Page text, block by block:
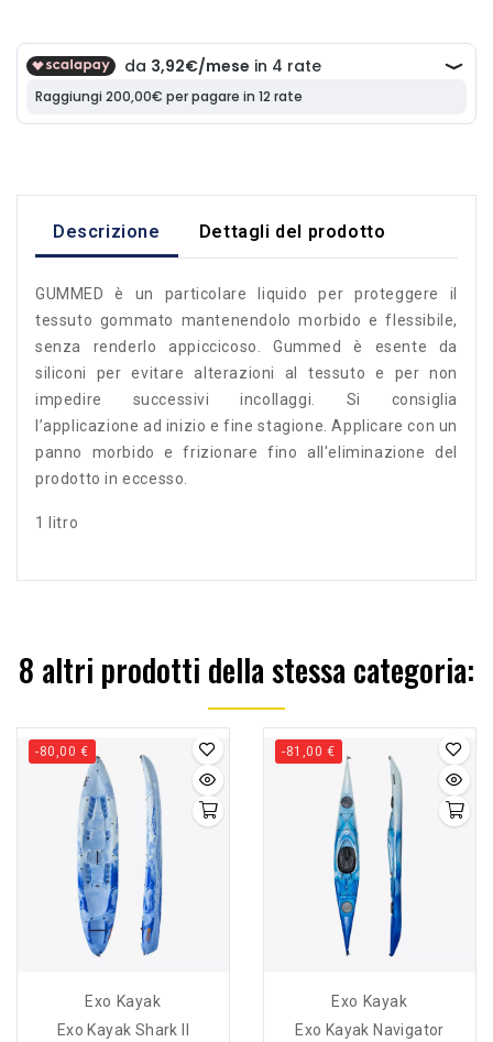
Descrizione Dettagli del prodotto
GUMMED è un particolare liquido per proteggere il
tessuto gommato mantenendolo morbido e flessibile,
senza renderlo appiccicoso. Gummed è esente da
siliconi per evitare alterazioni al tessuto e per non
impedire successivi incollaggi. Si consiglia
l’applicazione ad inizio e fine stagione. Applicare con un
panno morbido e frizionare fino all'eliminazione del
prodotto in eccesso.
1 litro
8 altri prodotti della stessa categoria:
-80,00 €
Exo Kayak
Exo Kayak Shark II
-81,00 €
Exo Kayak
Exo Kayak Navigator